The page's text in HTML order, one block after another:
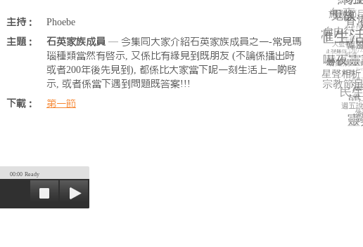
主持：
Phoebe
主題：
石英家族成員 — 今集同大家介紹石英家族成員之一-常見瑪
瑙種類當然有啟示, 又係比有緣見到既朋友 (不論係播出時
或者200年後先見到), 都係比大家當下呢一刻生活上一啲啟
示, 或者係當下遇到問題既答案!!!
下載：
第一節
00:00 Ready